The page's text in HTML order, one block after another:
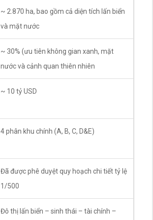
~ 2.870 ha, bao gồm cả diện tích lấn biển
và mặt nước
~ 30% (ưu tiên không gian xanh, mặt
nước và cảnh quan thiên nhiên
~ 10 tỷ USD
4 phân khu chính (A, B, C, D&E)
Đã được phê duyệt quy hoạch chi tiết tỷ lệ
1/500
Đô thị lấn biển – sinh thái – tài chính –